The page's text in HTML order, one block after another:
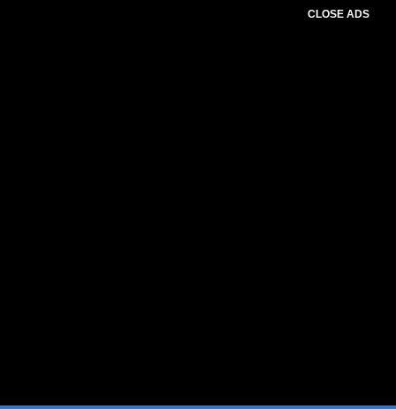
CLOSE ADS